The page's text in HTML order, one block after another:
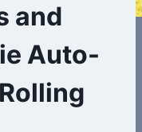
and
Auto-